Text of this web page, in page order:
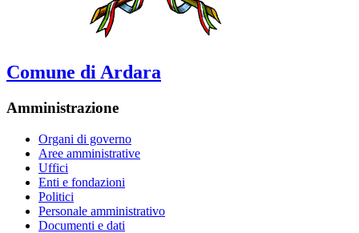
Comune di Ardara
Amministrazione
Organi di governo
Aree amministrative
Uffici
Enti e fondazioni
Politici
Personale amministrativo
Documenti e dati